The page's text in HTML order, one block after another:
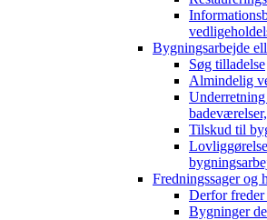
Bygningsarbejde
Søg tilladelse
Almindelig
Tilskud til
Fredningssager og
Derfor
Bygninger